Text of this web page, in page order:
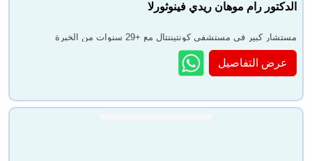
الدكتور رام موهان ريدي فينوثورلا
مستشار كبير في مستشفى كونتيننتال مع +29 سنوات من الخبرة
عرض التفاصيل